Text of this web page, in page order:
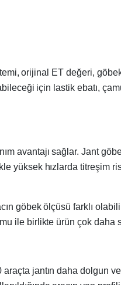
orijinal ET değeri,
için lastik ebatı,
avantajı sağlar. Jant
yüksek hızlarda titreşim
göbek ölçüsü farklı
ile birlikte ürün çok daha
jantın daha dolgun